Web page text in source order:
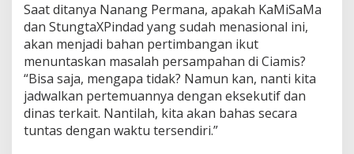
Saat ditanya Nanang Permana, apakah KaMiSaMa
dan StungtaXPindad yang sudah menasional ini,
akan menjadi bahan pertimbangan ikut
menuntaskan masalah persampahan di Ciamis?
“Bisa saja, mengapa tidak? Namun kan, nanti kita
jadwalkan pertemuannya dengan eksekutif dan
dinas terkait. Nantilah, kita akan bahas secara
tuntas dengan waktu tersendiri.”